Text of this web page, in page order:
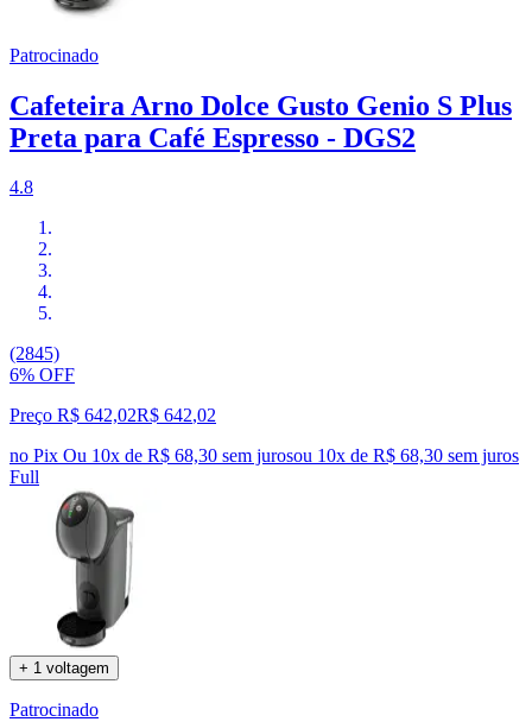
Patrocinado
Cafeteira Arno Dolce Gusto Genio S Plus
Preta para Café Espresso - DGS2
4.8
(2845)
6% OFF
Preço R$ 642,02R$ 642,02
no Pix Ou 10x de R$ 68,30 sem jurosou 10x de R$ 68,30 sem juros
Full
+ 1 voltagem
Patrocinado